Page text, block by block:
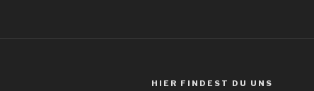
HIER FINDEST DU UNS